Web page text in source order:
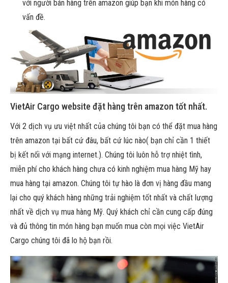
với người bán hàng trên amazon giúp bạn khi món hàng có
vấn đề.
VietAir Cargo website đặt hàng trên amazon tốt nhất.
Với 2 dịch vụ ưu việt nhất của chúng tôi bạn có thể đặt mua hàng
trên amazon tại bất cứ đâu, bất cứ lúc nào( bạn chỉ cần 1 thiết
bị kết nối với mạng internet.). Chúng tôi luôn hỗ trợ nhiệt tình,
miễn phí cho khách hàng chưa có kinh nghiệm mua hàng Mỹ hay
mua hàng tại amazon. Chúng tôi tự hào là đơn vị hàng đầu mang
lại cho quý khách hàng những trải nghiệm tốt nhất và chất lượng
nhất về dịch vụ mua hàng Mỹ. Quý khách chỉ cần cung cấp đúng
và đủ thông tin món hàng bạn muốn mua còn mọi việc VietAir
Cargo chúng tôi đã lo hộ bạn rồi.